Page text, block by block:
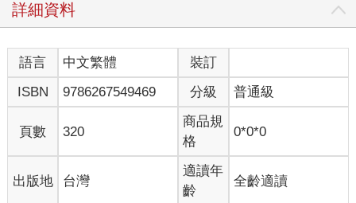
詳細資料
語言 中文繁體
裝訂
ISBN
9786267549469 分級 普通級
頁數 320
商品規
格
0*0*0
出版地 台灣
適讀年
齡
全齡適讀